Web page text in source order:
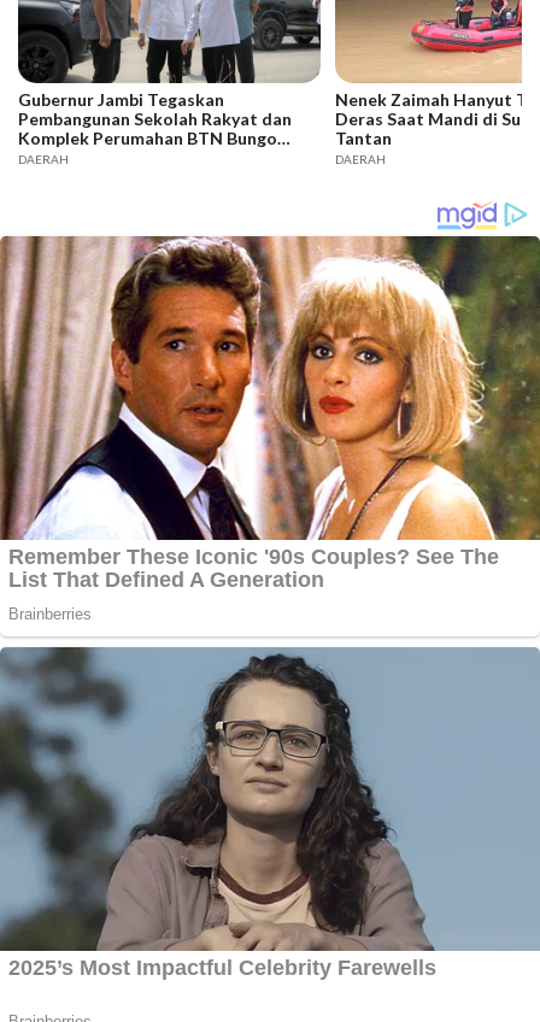
Gubernur Jambi Tegaskan
Pembangunan Sekolah Rakyat dan
Komplek Perumahan BTN Bungo
Green City Harus Sejalan
DAERAH
Nenek Zaimah Hanyut
Deras Saat Mandi di
Tantan
DAERAH